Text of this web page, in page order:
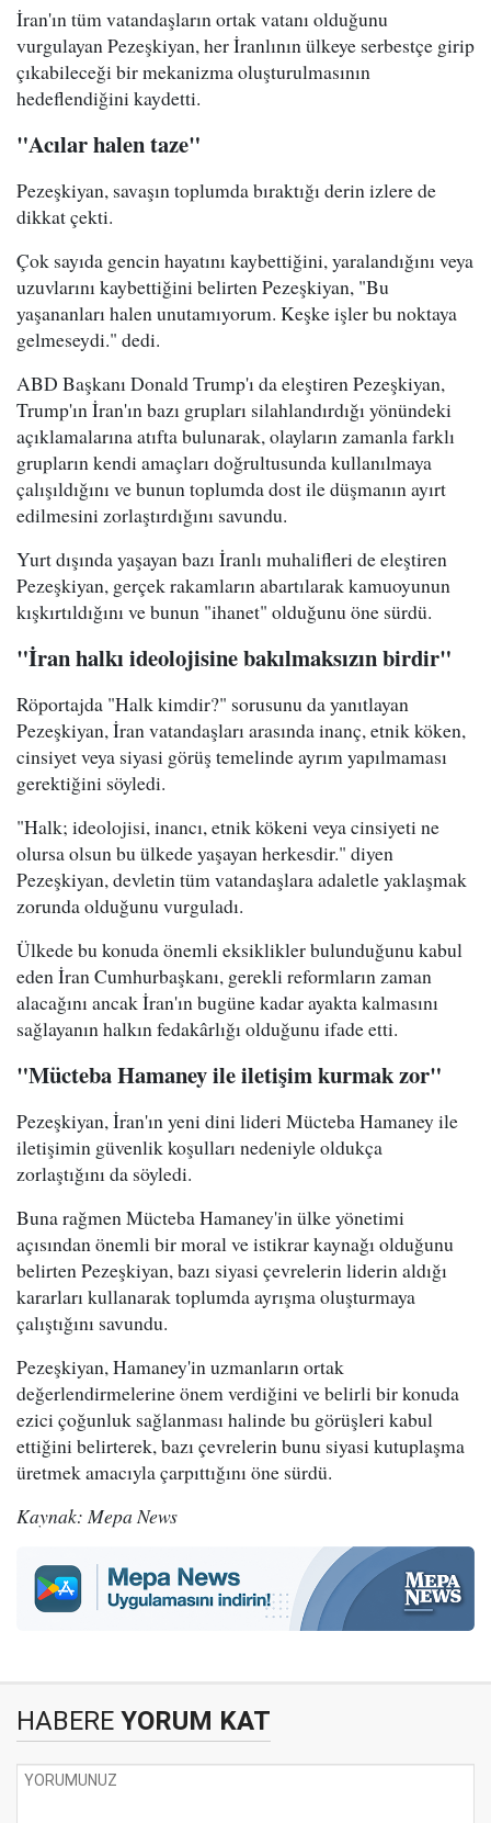
İran'ın tüm vatandaşların ortak vatanı olduğunu
vurgulayan Pezeşkiyan, her İranlının ülkeye serbestçe girip
çıkabileceği bir mekanizma oluşturulmasının
hedeflendiğini kaydetti.
"Acılar halen taze"
Pezeşkiyan, savaşın toplumda bıraktığı derin izlere de
dikkat çekti.
Çok sayıda gencin hayatını kaybettiğini, yaralandığını veya
uzuvlarını kaybettiğini belirten Pezeşkiyan, "Bu
yaşananları halen unutamıyorum. Keşke işler bu noktaya
gelmeseydi." dedi.
ABD Başkanı Donald Trump'ı da eleştiren Pezeşkiyan,
Trump'ın İran'ın bazı grupları silahlandırdığı yönündeki
açıklamalarına atıfta bulunarak, olayların zamanla farklı
grupların kendi amaçları doğrultusunda kullanılmaya
çalışıldığını ve bunun toplumda dost ile düşmanın ayırt
edilmesini zorlaştırdığını savundu.
Yurt dışında yaşayan bazı İranlı muhalifleri de eleştiren
Pezeşkiyan, gerçek rakamların abartılarak kamuoyunun
kışkırtıldığını ve bunun "ihanet" olduğunu öne sürdü.
"İran halkı ideolojisine bakılmaksızın birdir"
Röportajda "Halk kimdir?" sorusunu da yanıtlayan
Pezeşkiyan, İran vatandaşları arasında inanç, etnik köken,
cinsiyet veya siyasi görüş temelinde ayrım yapılmaması
gerektiğini söyledi.
"Halk; ideolojisi, inancı, etnik kökeni veya cinsiyeti ne
olursa olsun bu ülkede yaşayan herkesdir." diyen
Pezeşkiyan, devletin tüm vatandaşlara adaletle yaklaşmak
zorunda olduğunu vurguladı.
Ülkede bu konuda önemli eksiklikler bulunduğunu kabul
eden İran Cumhurbaşkanı, gerekli reformların zaman
alacağını ancak İran'ın bugüne kadar ayakta kalmasını
sağlayanın halkın fedakârlığı olduğunu ifade etti.
"Mücteba Hamaney ile iletişim kurmak zor"
Pezeşkiyan, İran'ın yeni dini lideri Mücteba Hamaney ile
iletişimin güvenlik koşulları nedeniyle oldukça
zorlaştığını da söyledi.
Buna rağmen Mücteba Hamaney'in ülke yönetimi
açısından önemli bir moral ve istikrar kaynağı olduğunu
belirten Pezeşkiyan, bazı siyasi çevrelerin liderin aldığı
kararları kullanarak toplumda ayrışma oluşturmaya
çalıştığını savundu.
Pezeşkiyan, Hamaney'in uzmanların ortak
değerlendirmelerine önem verdiğini ve belirli bir konuda
ezici çoğunluk sağlanması halinde bu görüşleri kabul
ettiğini belirterek, bazı çevrelerin bunu siyasi kutuplaşma
üretmek amacıyla çarpıttığını öne sürdü.
Kaynak: Mepa News
HABERE YORUM KAT